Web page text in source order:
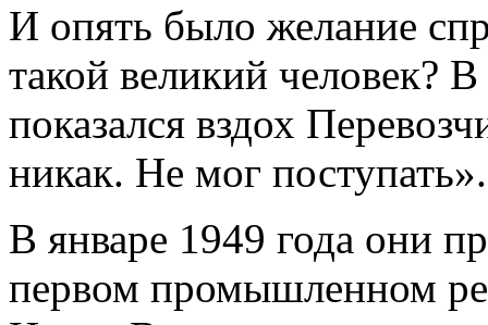
И опять было желание
такой великий человек?
показался вздох
никак. Не мог
В январе 1949 года они
первом промышленном